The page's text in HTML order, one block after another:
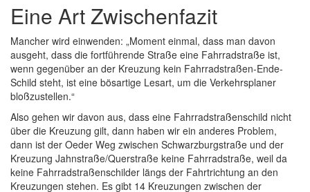
Eine Art Zwischenfazit
Mancher wird einwenden: „Moment einmal, dass man davon
ausgeht, dass die fortführende Straße eine Fahrradstraße ist,
wenn gegenüber an der Kreuzung kein Fahrradstraßen-Ende-
Schild steht, ist eine bösartige Lesart, um die Verkehrsplaner
bloßzustellen.“
Also gehen wir davon aus, dass eine Fahrradstraßenschild nicht
über die Kreuzung gilt, dann haben wir ein anderes Problem,
dann ist der Oeder Weg zwischen Schwarzburgstraße und der
Kreuzung Jahnstraße/Querstraße keine Fahrradstraße, weil da
keine Fahrradstraßenschilder längs der Fahrtrichtung an den
Kreuzungen stehen. Es gibt 14 Kreuzungen zwischen der